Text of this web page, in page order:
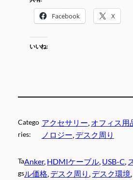
Facebook X
いいね:
Catego
ries:
アクセサリー, オフィス用
ノロジー, デスク周り
Ta
gs
Anker, HDMIケーブル, USB-C,
ル価格, デスク周り , デスク環境,